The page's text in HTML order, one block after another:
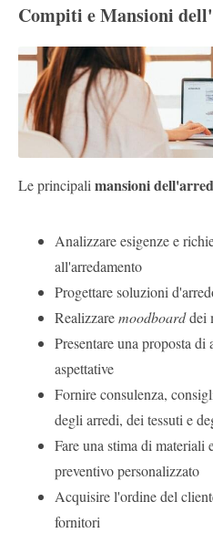
Compiti e Mansioni
Le principali mansioni
Analizzare esigenze e
all'arredamento
Progettare soluzioni
Realizzaremoodboarddei
Presentare una proposta
aspettative
Fornire consulenza,
degli arredi, dei tessuti e
Fare una stima di materiali
preventivo personalizzato
Acquisire l'ordine del
fornitori